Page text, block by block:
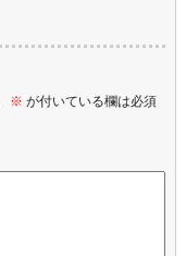
※ が付いている欄は必須